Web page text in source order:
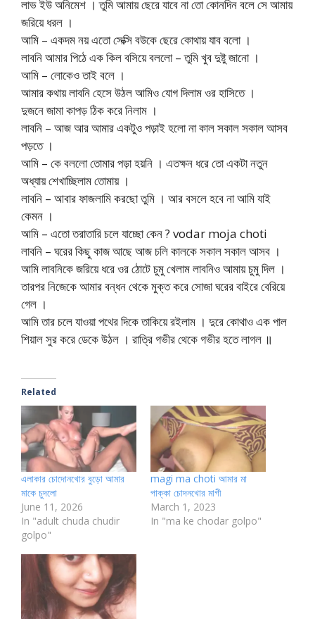
লাভ ইউ অনিমেশ । তুমি আমায় ছেরে যাবে না তো কোনদিন বলে সে আমায়
জরিয়ে ধরল ।
আমি – একদম নয় এতো সেক্সি বউকে ছেরে কোথায় যাব বলো ।
লাবনি আমার পিঠে এক কিল বসিয়ে বললো – তুমি খুব দুষ্টু জানো ।
আমি – লোকেও তাই বলে ।
আমার কথায় লাবনি হেসে উঠল আমিও যোগ দিলাম ওর হাসিতে ।
দুজনে জামা কাপড় ঠিক করে নিলাম ।
লাবনি – আজ আর আমার একটুও পড়াই হলো না কাল সকাল সকাল আসব
পড়তে ।
আমি – কে বললো তোমার পড়া হয়নি । এতক্ষন ধরে তো একটা নতুন
অধ্যায় শেখাচ্ছিলাম তোমায় ।
লাবনি – আবার ফাজলামি করছো তুমি । আর বসলে হবে না আমি যাই
কেমন ।
আমি – এতো তরাতারি চলে যাচ্ছো কেন ? vodar moja choti
লাবনি – ঘরের কিছু কাজ আছে আজ চলি কালকে সকাল সকাল আসব ।
আমি লাবনিকে জরিয়ে ধরে ওর ঠোটে চুমু খেলাম লাবনিও আমায় চুমু দিল ।
তারপর নিজেকে আমার বন্ধন থেকে মুক্ত করে সোজা ঘরের বাইরে বেরিয়ে
গেল ।
আমি তার চলে যাওয়া পথের দিকে তাকিয়ে রইলাম । দুরে কোথাও এক পাল
শিয়াল সুর করে ডেকে উঠল । রাত্রি গভীর থেকে গভীর হতে লাগল ॥
Related
এলাকার চোদোনখোর বুড়ো আমার
মাকে চুদলো
June 11, 2026
In "adult chuda chudir
golpo"
magi ma choti আমার মা
পাক্কা চোদনখোর মাগী
March 1, 2023
In "ma ke chodar golpo"